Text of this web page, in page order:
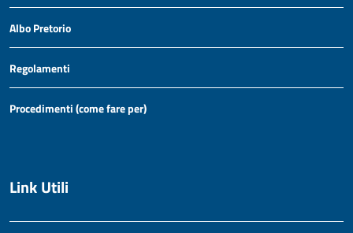
Albo Pretorio
Regolamenti
Procedimenti (come fare per)
Link Utili